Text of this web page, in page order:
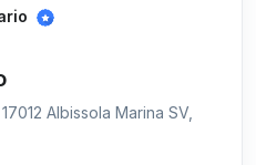
Albissola Marina SV,